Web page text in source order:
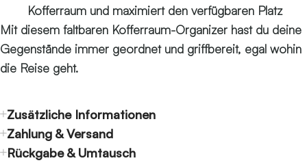
Kofferraum und maximiert den verfügbaren Platz
Mit diesem faltbaren Kofferraum-Organizer hast du deine
Gegenstände immer geordnet und griffbereit, egal wohin
die Reise geht.
Zusätzliche Informationen
Zahlung & Versand
Rückgabe & Umtausch